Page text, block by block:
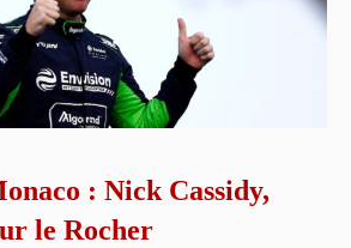
: Nick Cassidy,
le Rocher